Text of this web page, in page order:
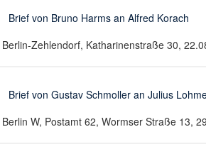
Brief von Bruno Harms an Alfred Korach
Berlin-Zehlendorf, Katharinenstraße 30,
Brief von Gustav Schmoller an Julius
Berlin W, Postamt 62, Wormser Straße 13,